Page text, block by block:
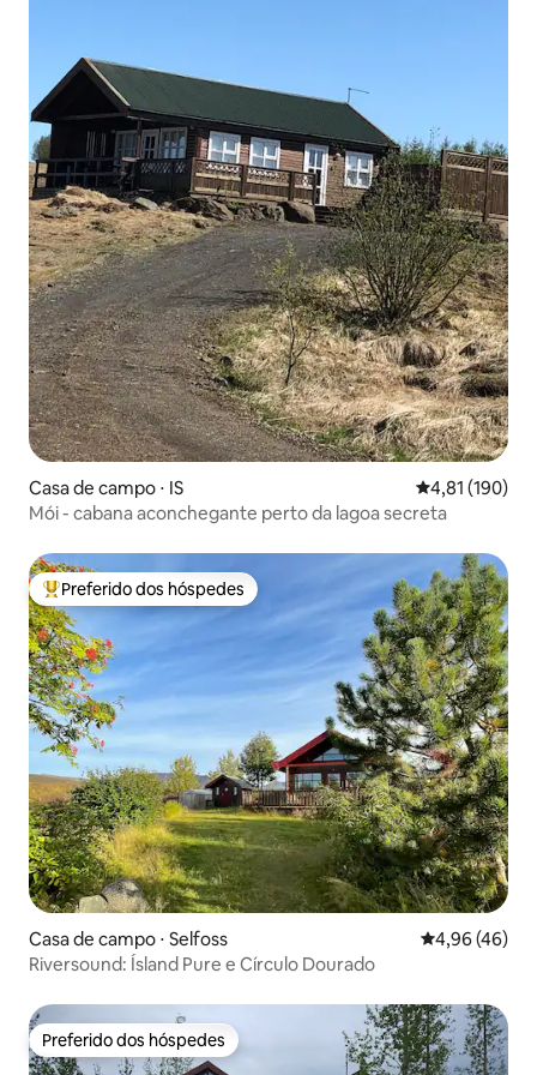
Casa de campo ⋅ IS 4,81 de uma
4,81 (190)
Mói - cabana aconchegante perto da lagoa secreta
Entre os melhores preferidos dos hóspedes
Preferido dos hóspedes
Casa de campo ⋅ Selfoss 4,96 de uma
4,96 (46)
Riversound: Ísland Pure e Círculo Dourado
Preferido dos hóspedes
Preferido dos hóspedes